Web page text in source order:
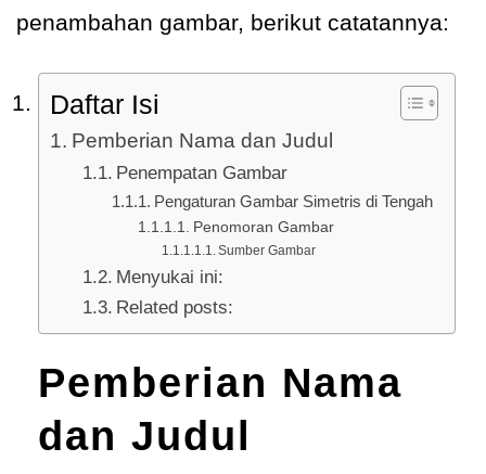
penambahan gambar, berikut catatannya:
Daftar Isi
Pemberian Nama dan Judul
Penempatan Gambar
Pengaturan Gambar Simetris di Tengah
Penomoran Gambar
Sumber Gambar
Menyukai ini:
Related posts:
Pemberian Nama
dan Judul